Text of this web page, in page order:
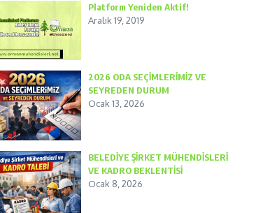
Platform Yeniden Aktif!
Aralık 19, 2019
2026 ODA SEÇİMLERİMİZ VE
SEYREDEN DURUM
Ocak 13, 2026
BELEDİYE ŞİRKET MÜHENDİSLERİ
VE KADRO BEKLENTİSİ
Ocak 8, 2026